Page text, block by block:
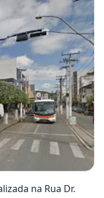
na Rua Dr.